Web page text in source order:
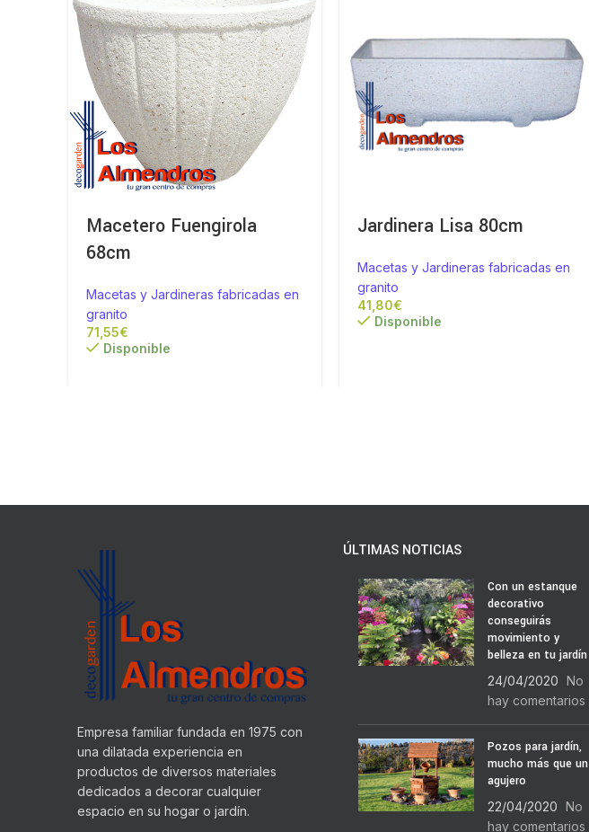
Macetero Fuengirola
68cm
Macetas y Jardineras fabricadas en
granito
€
Disponible
Jardinera Lisa 80cm
Macetas y Jardineras fabricadas en
granito
€
Disponible
Empresa familiar fundada en 1975 con
una dilatada experiencia en
productos de diversos materiales
dedicados a decorar cualquier
espacio en su hogar o jardín.
ÚLTIMAS NOTICIAS
Con un estanque
decorativo
conseguirás
movimiento y
belleza en tu jardín
24/04/2020 No
hay comentarios
Pozos para jardín,
mucho más que un
agujero
22/04/2020 No
hay comentarios